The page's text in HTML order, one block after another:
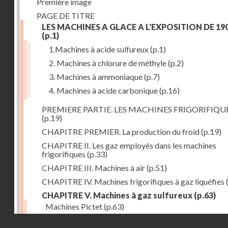
PAGE DE TITRE
LES MACHINES A GLACE A L'EXPOSITION DE
(p.1)
1.Machines à acide sulfureux(p.1)
2. Machines à chlorure de méthyle(p.2)
3. Machines à ammoniaque(p.7)
4. Machines à acide carbonique(p.16)
PREMIERE PARTIE. LES MACHINES
(p.19)
CHAPITRE PREMIER. La production du froid(p.19)
CHAPITRE II. Les gaz employés dans les machines
frigorifiques (p.33)
CHAPITRE III. Machines à air(p.51)
CHAPITRE IV. Machines frigorifiques à gaz liquéfies
CHAPITRE V. Machines à gaz sulfureux (p.63)
Machines Pictet(p.63)